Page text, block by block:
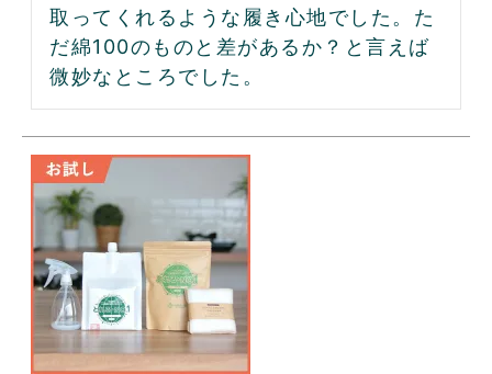
取ってくれるような履き心地でした。た
だ綿100のものと差があるか？と言えば
微妙なところでした。